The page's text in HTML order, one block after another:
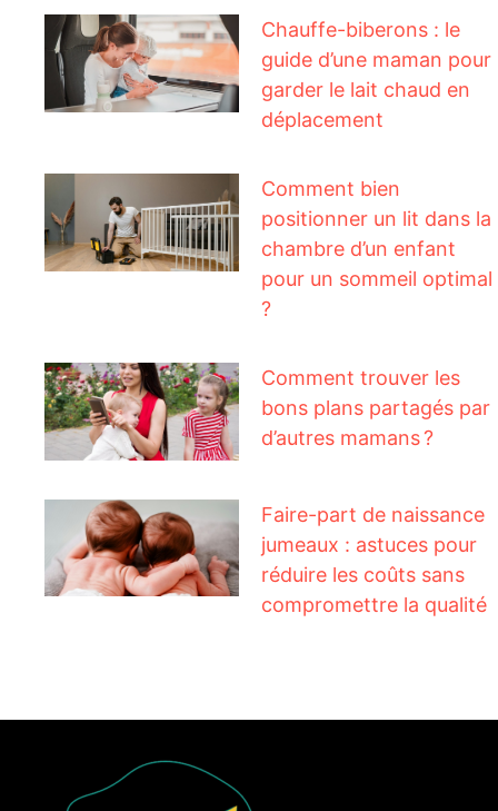
Chauffe-biberons : le
guide d’une maman pour
garder le lait chaud en
déplacement
Comment bien
positionner un lit dans la
chambre d’un enfant
pour un sommeil optimal
?
Comment trouver les
bons plans partagés par
d’autres mamans ?
Faire-part de naissance
jumeaux : astuces pour
réduire les coûts sans
compromettre la qualité